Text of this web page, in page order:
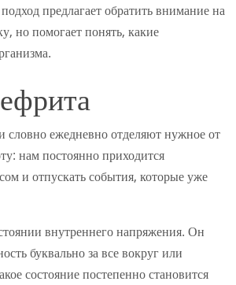
предлагает обратить внимание на
но помогает понять, какие
ежедневно отделяют нужное от
нам постоянно приходится
и отпускать события, которые уже
внутреннего напряжения. Он
буквально за все вокруг или
состояние постепенно становится